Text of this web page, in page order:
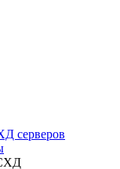
серверов